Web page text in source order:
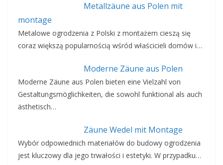
Metallzäune aus Polen mit
montage
Metalowe ogrodzenia z Polski z montażem cieszą się
coraz większą popularnością wśród właścicieli domów i…
Moderne Zäune aus Polen
Moderne Zäune aus Polen bieten eine Vielzahl von
Gestaltungsmöglichkeiten, die sowohl funktional als auch
ästhetisch…
Zäune Wedel mit Montage
Wybór odpowiednich materiałów do budowy ogrodzenia
jest kluczowy dla jego trwałości i estetyki. W przypadku…